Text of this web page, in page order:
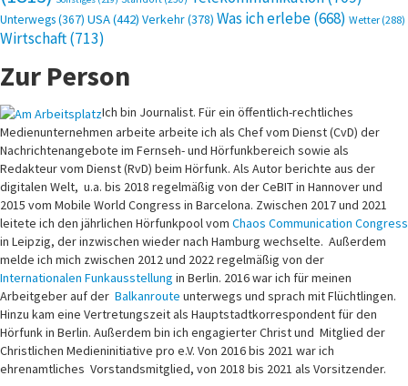
Unterwegs(367) USA(442) Verkehr(378) Was ich erlebe(668) Wetter (288)
Wirtschaft(713)
Zur Person
Ich bin Journalist. Für ein öffentlich-rechtliches
Medienunternehmen arbeite arbeite ich als Chef vom Dienst (CvD) der
Nachrichtenangebote im Fernseh- und Hörfunkbereich sowie als
Redakteur vom Dienst (RvD) beim Hörfunk. Als Autor berichte aus der
digitalen Welt, u.a. bis 2018 regelmäßig von der CeBIT in Hannover und
2015 vom Mobile World Congress in Barcelona. Zwischen 2017 und 2021
leitete ich den jährlichen Hörfunkpool vom Chaos Communication Congress
in Leipzig, der inzwischen wieder nach Hamburg wechselte. Außerdem
melde ich mich zwischen 2012 und 2022 regelmäßig von der
Internationalen Funkausstellung in Berlin. 2016 war ich für meinen
Arbeitgeber auf der Balkanroute unterwegs und sprach mit Flüchtlingen.
Hinzu kam eine Vertretungszeit als Hauptstadtkorrespondent für den
Hörfunk in Berlin. Außerdem bin ich engagierter Christ und Mitglied der
Christlichen Medieninitiative pro e.V. Von 2016 bis 2021 war ich
ehrenamtliches Vorstandsmitglied, von 2018 bis 2021 als Vorsitzender.